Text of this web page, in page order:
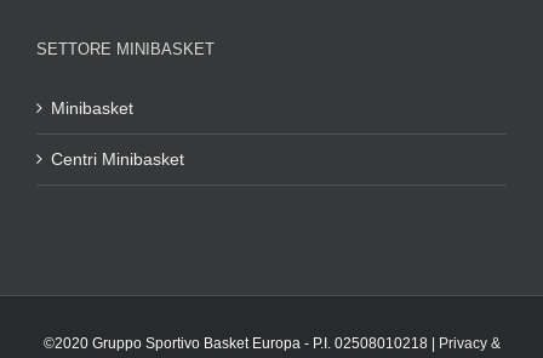
SETTORE MINIBASKET
Minibasket
Centri Minibasket
©2020 Gruppo Sportivo Basket Europa - P.I. 02508010218 |
Privacy &